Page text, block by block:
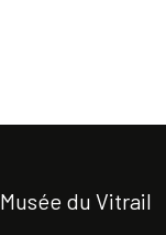
Musée du Vitrail